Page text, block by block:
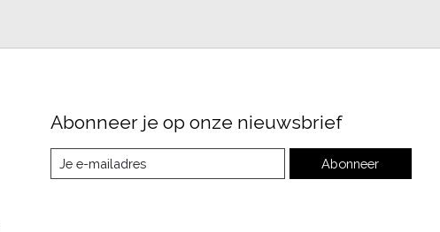
Abonneer je op onze nieuwsbrief
Abonneer